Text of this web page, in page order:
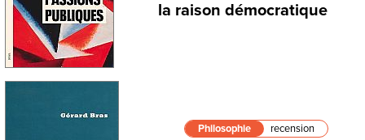
la raison démocratique
Philosophie recension